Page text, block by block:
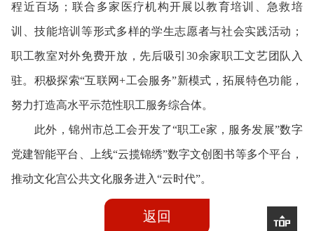

程近百场；联合多家医疗机构开展以教育培训、急救培
训、技能培训等形式多样的学生志愿者与社会实践活动；
职工教室对外免费开放，先后吸引30余家职工文艺团队入
驻。积极探索“互联网+工会服务”新模式，拓展特色功能，
努力打造高水平示范性职工服务综合体。
此外，锦州市总工会开发了“职工e家，服务发展”数字
党建智能平台、上线“云揽锦绣”数字文创图书等多个平台，
推动文化宫公共文化服务进入“云时代”。
返回